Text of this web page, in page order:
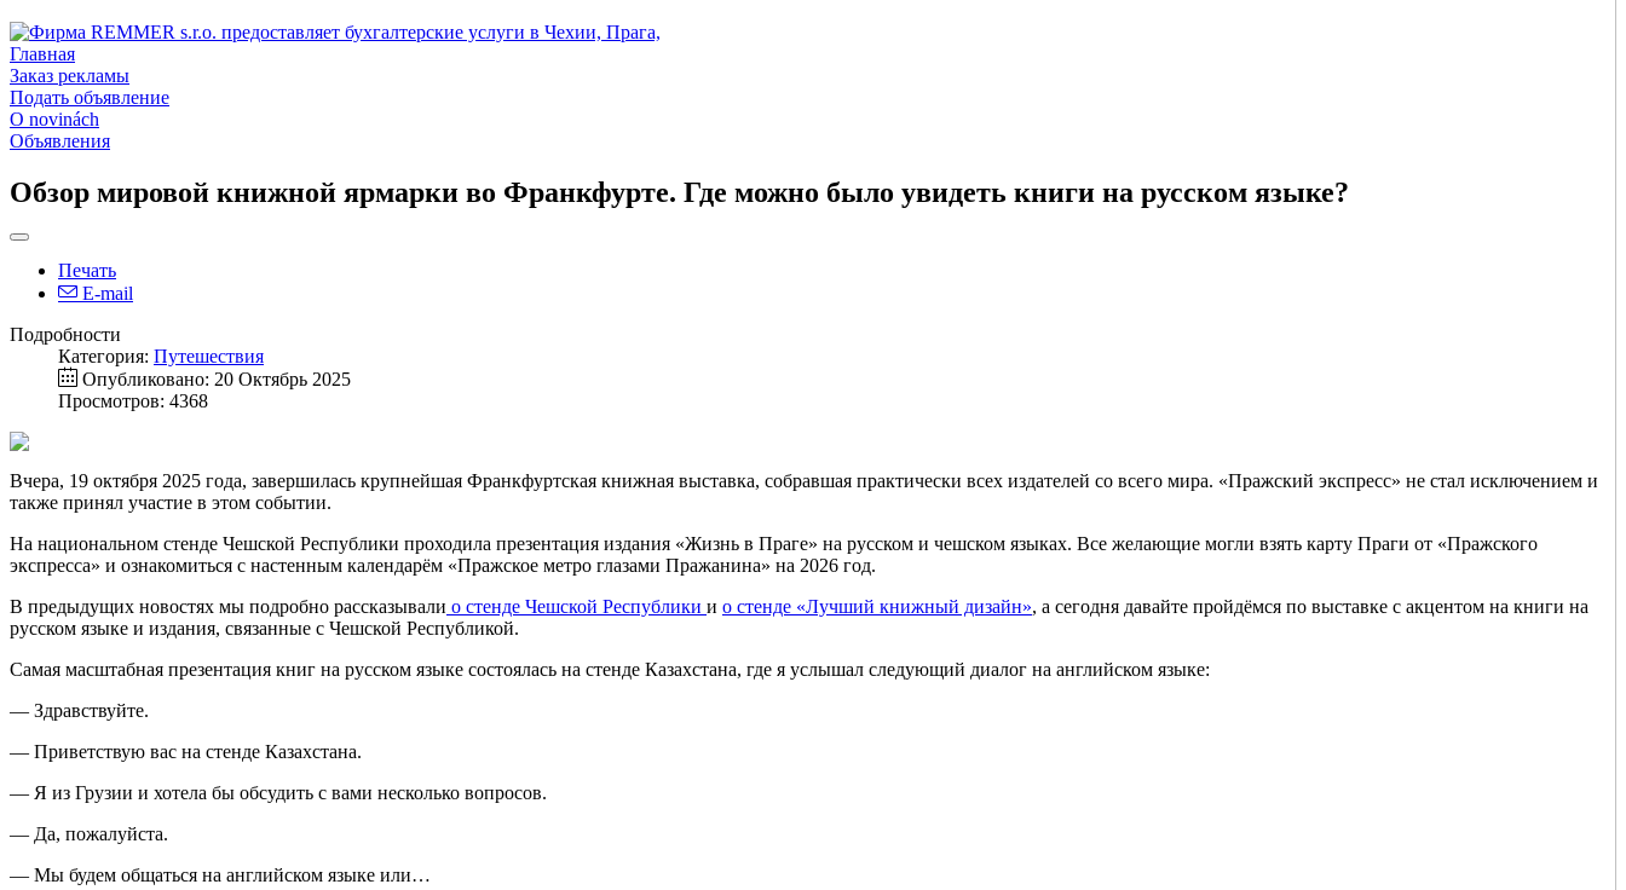
Главная
Заказ рекламы
Подать объявление
O novinách
Объявления
Обзор мировой книжной ярмарки во Франкфурте. Где можно было увидеть книги на русском языке?
Печать
E-mail
Подробности
Категория: Путешествия
Опубликовано: 20 Октябрь 2025
Просмотров: 4368
Вчера, 19 октября 2025 года, завершилась крупнейшая Франкфуртская книжная выставка, собравшая практически всех издателей со всего мира. «Пражский экспресс» не стал исключением и
также принял участие в этом событии.
На национальном стенде Чешской Республики проходила презентация издания «Жизнь в Праге» на русском и чешском языках. Все желающие могли взять карту Праги от «Пражского
экспресса» и ознакомиться с настенным календарём «Пражское метро глазами Пражанина» на 2026 год.
В предыдущих новостях мы подробно рассказывали о стенде Чешской Республики и о стенде «Лучший книжный дизайн», а сегодня давайте пройдёмся по выставке с акцентом на книги на
русском языке и издания, связанные с Чешской Республикой.
Самая масштабная презентация книг на русском языке состоялась на стенде Казахстана, где я услышал следующий диалог на английском языке:
— Здравствуйте.
— Приветствую вас на стенде Казахстана.
— Я из Грузии и хотела бы обсудить с вами несколько вопросов.
— Да, пожалуйста.
— Мы будем общаться на английском языке или…